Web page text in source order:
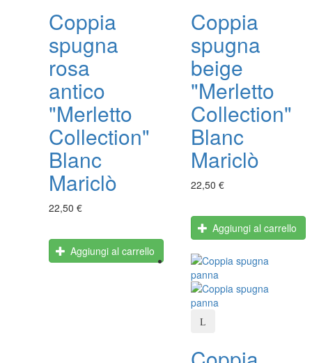
Coppia
spugna
rosa
antico
"Merletto
Collection"
Blanc
Mariclò
22,50 €
Aggiungi al carrello
Coppia
spugna
beige
"Merletto
Collection"
Blanc
Mariclò
22,50 €
Aggiungi al carrello